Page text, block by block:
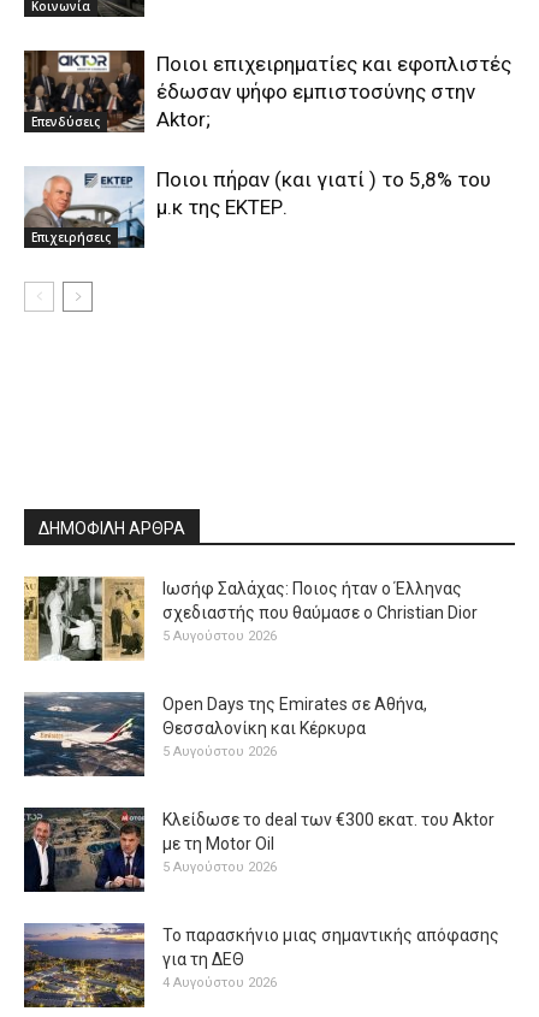
Κοινωνία
Επενδύσεις
Ποιοι επιχειρηματίες και εφοπλιστές
έδωσαν ψήφο εμπιστοσύνης στην
Aktor;
Επιχειρήσεις
Ποιοι πήραν (και γιατί ) το 5,8% του
μ.κ της ΕΚΤΕΡ.
ΔΗΜΟΦΙΛΗ ΑΡΘΡΑ
Ιωσήφ Σαλάχας: Ποιος ήταν ο Έλληνας
σχεδιαστής που θαύμασε ο Christian Dior
5 Αυγούστου 2026
Open Days της Emirates σε Αθήνα,
Θεσσαλονίκη και Κέρκυρα
5 Αυγούστου 2026
Κλείδωσε το deal των €300 εκατ. του Aktor
με τη Μotor Oil
5 Αυγούστου 2026
Το παρασκήνιο μιας σημαντικής απόφασης
για τη ΔΕΘ
4 Αυγούστου 2026